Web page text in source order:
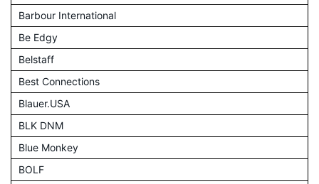
Barbour International
Be Edgy
Belstaff
Best Connections
Blauer.USA
BLK DNM
Blue Monkey
BOLF